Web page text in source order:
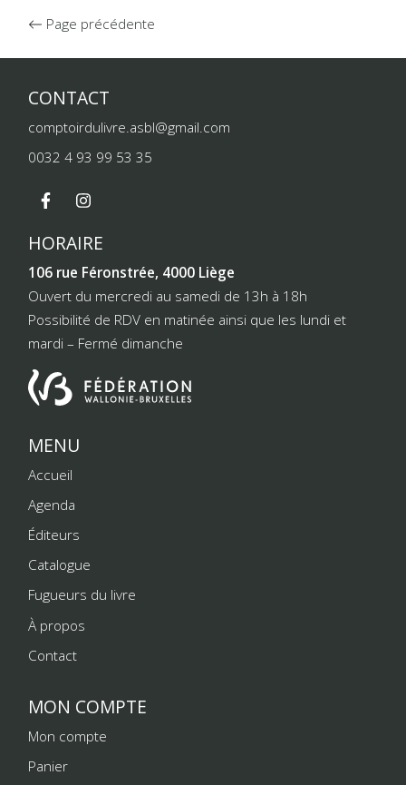
Page précédente
CONTACT
comptoirdulivre.asbl@gmail.com
0032 4 93 99 53 35
HORAIRE
106 rue Féronstrée, 4000 Liège
Ouvert du mercredi au samedi de 13h à 18h
Possibilité de RDV en matinée ainsi que les lundi et
mardi – Fermé dimanche
MENU
Accueil
Agenda
Éditeurs
Catalogue
Fugueurs du livre
À propos
Contact
MON COMPTE
Mon compte
Panier